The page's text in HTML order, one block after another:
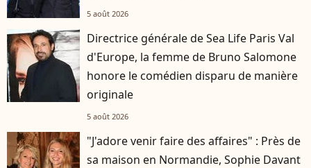
5 août 2026
Directrice générale de Sea Life Paris Val
d'Europe, la femme de Bruno Salomone
honore le comédien disparu de manière
originale
5 août 2026
"J'adore venir faire des affaires" : Près de
sa maison en Normandie, Sophie Davant